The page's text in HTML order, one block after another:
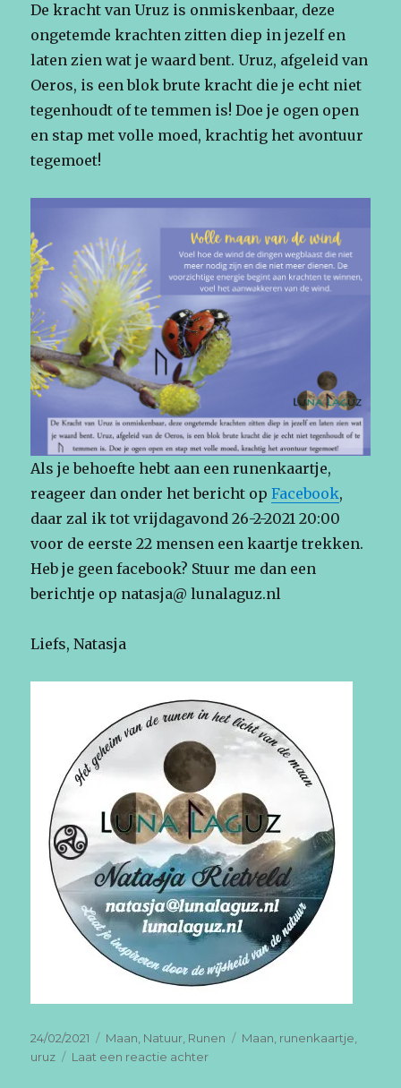
De kracht van Uruz is onmiskenbaar, deze
ongetemde krachten zitten diep in jezelf en
laten zien wat je waard bent. Uruz, afgeleid van
Oeros, is een blok brute kracht die je echt niet
tegenhoudt of te temmen is! Doe je ogen open
en stap met volle moed, krachtig het avontuur
tegemoet!
Als je behoefte hebt aan een runenkaartje,
reageer dan onder het bericht opFacebook,
daar zal ik tot vrijdagavond 26-2-2021 20:00
voor de eerste 22 mensen een kaartje trekken.
Heb je geen facebook? Stuur me dan een
berichtje op natasja@ lunalaguz.nl
Liefs, Natasja
Geplaatst
op
24/02/2021 Categorieën
Maan Natuur Runen Tags
Maan runenkaartje
uruz
Laat een reactie achterop